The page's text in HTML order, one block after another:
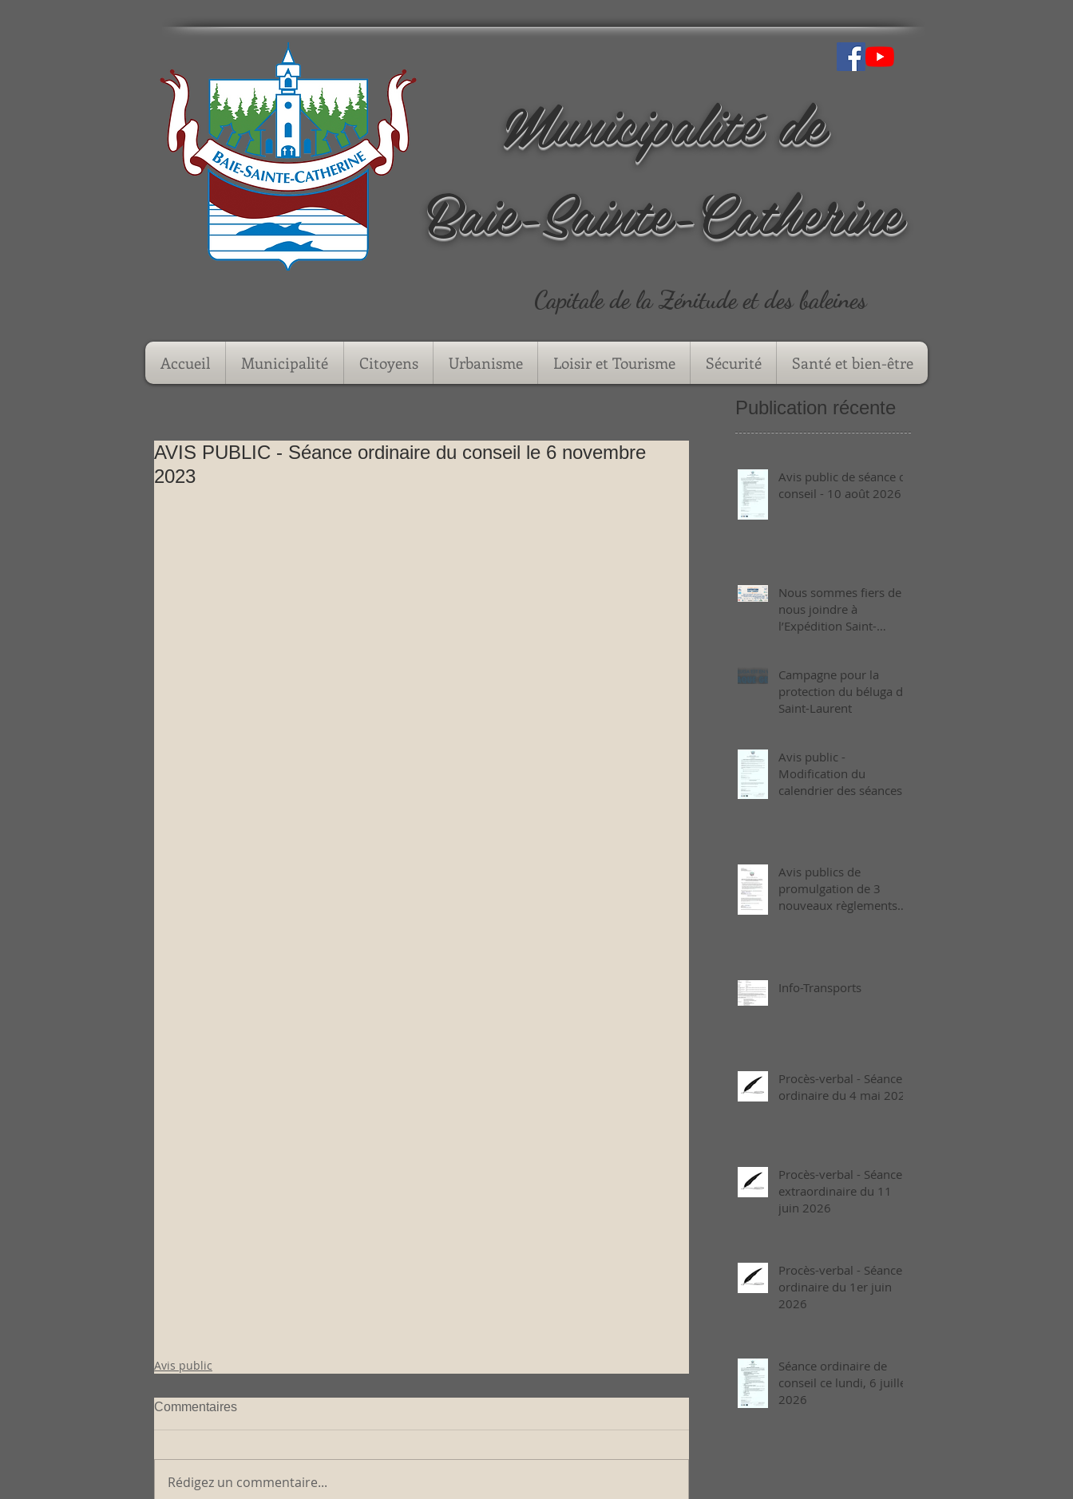
Municipalité de
Baie-Sainte-Catherine
Capitale de la Zénitude et des baleines
Accueil Municipalité Citoyens Urbanisme Loisir et Tourisme Sécurité Santé et bien-être
Publication récente
AVIS PUBLIC - Séance ordinaire du conseil le 6 novembre
2023
Avis public
Commentaires
Rédigez un commentaire...
Avis public de séance de
conseil - 10 août 2026
Nous sommes fiers de
nous joindre à
l’Expédition Saint-
Campagne pour la
protection du béluga du
Saint-Laurent
Avis public -
Modification du
calendrier des séances
Avis publics de
promulgation de 3
nouveaux règlements
Info-Transports
Procès-verbal - Séance
ordinaire du 4 mai 2026
Procès-verbal - Séance
extraordinaire du 11
juin 2026
Procès-verbal - Séance
ordinaire du 1er juin
2026
Séance ordinaire de
conseil ce lundi, 6 juillet
2026